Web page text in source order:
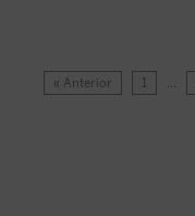
« Anterior 1 …